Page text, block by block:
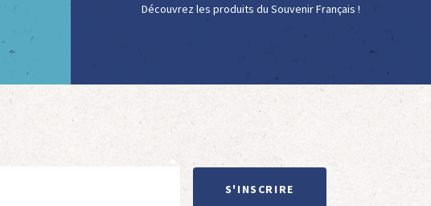
Découvrez les produits du Souvenir Français !
S'INSCRIRE